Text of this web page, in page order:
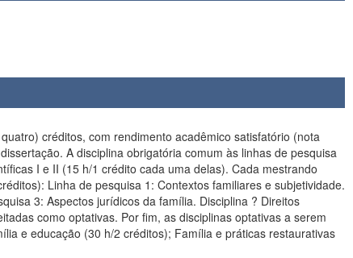
créditos, com rendimento acadêmico satisfatório (nota
A disciplina obrigatória comum às linhas de pesquisa
I e II (15 h/1 crédito cada uma delas). Cada mestrando
Linha de pesquisa 1: Contextos familiares e subjetividade.
3: Aspectos jurídicos da família. Disciplina ? Direitos
como optativas. Por fim, as disciplinas optativas a serem
e educação (30 h/2 créditos); Família e práticas restaurativas